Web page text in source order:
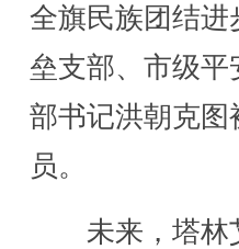
全旗民族团结
垒支部、市级
部书记洪朝克
员。
未来，塔林